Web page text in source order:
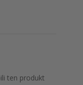
ten produkt